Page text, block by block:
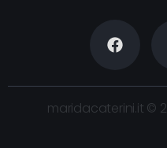
maridacaterini.it ©